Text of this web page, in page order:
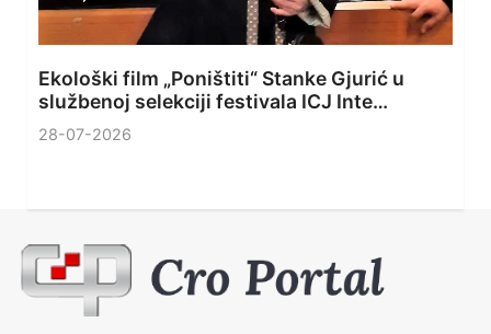
Ekološki film „Poništiti“ Stanke Gjurić u
službenoj selekciji festivala ICJ Inte…
28-07-2026